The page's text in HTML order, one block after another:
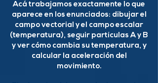
Acá trabajamos exactamente lo que
aparece en los enunciados: dibujar el
campo vectorial y el campo escalar
(temperatura), seguir partículas A y B
y ver cómo cambia su temperatura, y
calcular la aceleración del
movimiento.